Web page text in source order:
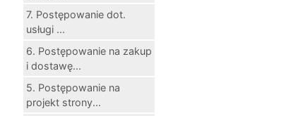
7. Postępowanie dot.
usługi ...
6. Postępowanie na zakup
i dostawę...
5. Postępowanie na
projekt strony...